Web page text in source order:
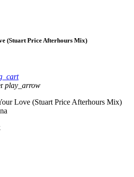
(Stuart Price Afterhours Mix)
play_arrow
Love (Stuart Price Afterhours Mix)